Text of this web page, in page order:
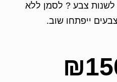
לשנות צבע ? לסמן ללא
ייפתחו שוב.
₪